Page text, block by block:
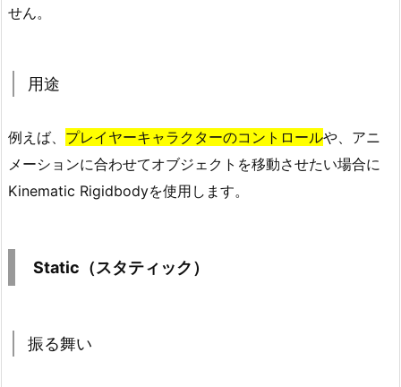
ィ
1.
振
る
舞
2.
2.
せん。
用途
例えば、 プレイヤーキャラクターのコントロールや、アニ
メーションに合わせてオブジェクトを移動させたい場合に
Kinematic Rigidbodyを使用します。
Static（スタティック）
振る舞い